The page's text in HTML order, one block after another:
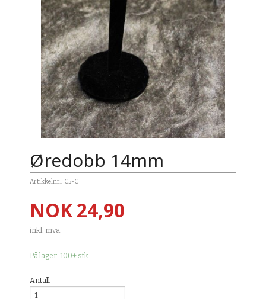
Øredobb 14mm
Artikkelnr.: C5-C
Pris
NOK24,90
inkl. mva.
På lager: 100+ stk.
Antall